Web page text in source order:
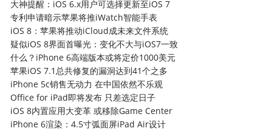
大神提醒：iOS 6.x用户可选择更新至iOS 7
专利申请暗示苹果将推iWatch智能手表
iOS 8：苹果将推动iCloud成未来文件系统
疑似iOS 8界面首曝光：变化不大与iOS7一致
什么？iPhone 6高端版本或将定价1000美元
苹果iOS 7.1总共修复的漏洞达到41个之多
iPhone 5c销售无动力 在中国依然不乐观
Office for iPad即将发布 只差选定日子
iOS 8内置应用大变革 或移除Game Center
iPhone 6渲染：4.5寸弧面屏iPad Air设计